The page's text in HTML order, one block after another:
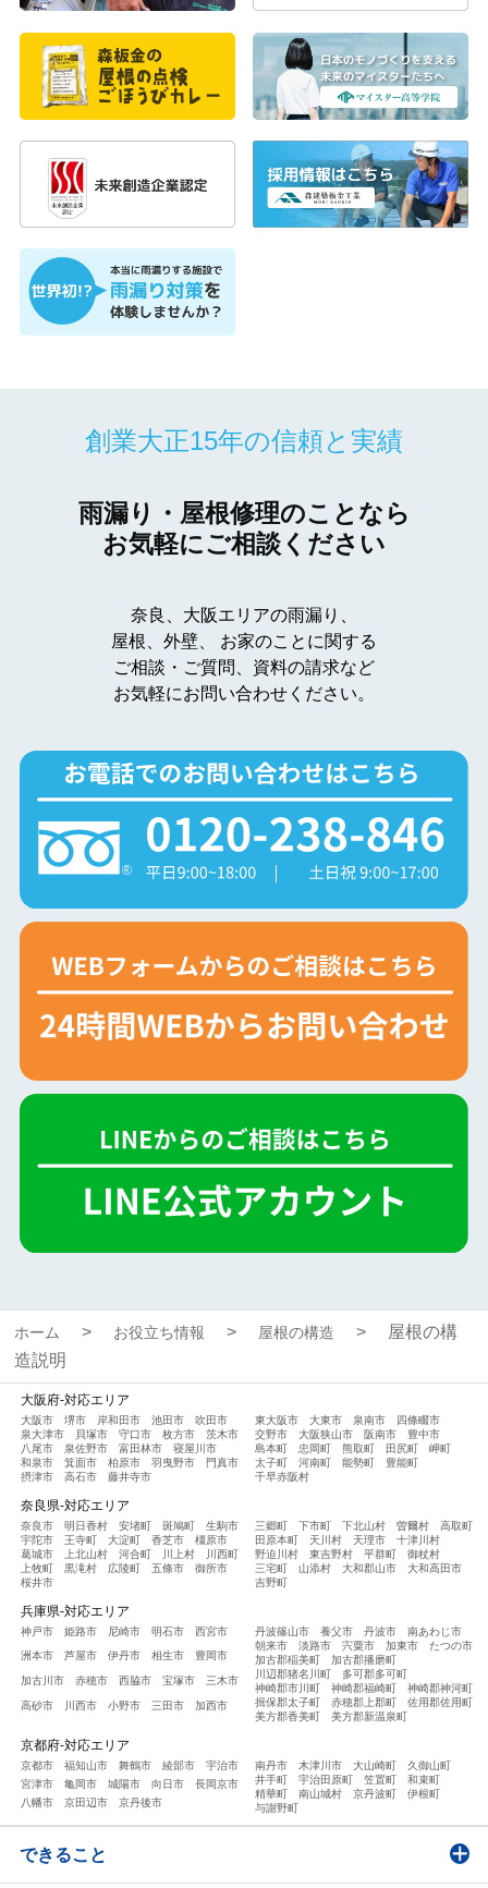
創業大正15年の信頼と実績
雨漏り・屋根修理のことなら
お気軽にご相談ください
奈良、大阪エリアの雨漏り、
屋根、外壁、
お家のことに関する
ご相談・ご質問、資料の請求など
お気軽にお問い合わせください。
ホーム お役立ち情報 屋根の構造
屋根の構
造説明
大阪府-対応エリア
大阪市 堺市 岸和田市 池田市
吹田市
泉大津市
貝塚市 守口市 枚方市
茨木市
八尾市
泉佐野市 富田林市
寝屋川市
和泉市
箕面市 柏原市 羽曳野市
門真市
摂津市
高石市 藤井寺市
東大阪市 大東市 泉南市
四條畷市
交野市
大阪狭山市 阪南市
豊中市
島本町
忠岡町 熊取町 田尻町
岬町
太子町
河南町 能勢町
豊能町
千早赤阪村
奈良県-対応エリア
奈良市 明日香村 安堵町 斑鳩町
生駒市
宇陀市
王寺町 大淀町 香芝市
橿原市
葛城市
上北山村 河合町 川上村
川西町
上牧町
黒滝村 広陵町 五條市
御所市
桜井市
三郷町 下市町 下北山村 曽爾村
高取町
田原本町
天川村 天理市
十津川村
野迫川村
東吉野村 平群町
御杖村
三宅町
山添村 大和郡山市
大和高田市
吉野町
兵庫県-対応エリア
神戸市 姫路市 尼崎市 明石市 西宮市
洲本市 芦屋市 伊丹市 相生市 豊岡市
加古川市 赤穂市 西脇市 宝塚市 三木市
高砂市 川西市 小野市 三田市 加西市
丹波篠山市 養父市 丹波市
南あわじ市
朝来市
淡路市 宍粟市 加東市
たつの市
加古郡稲美町
加古郡播磨町
川辺郡猪名川町
多可郡多可町
神崎郡市川町
神崎郡福崎町
神崎郡神河町
揖保郡太子町
赤穂郡上郡町
佐用郡佐用町
美方郡香美町
美方郡新温泉町
京都府-対応エリア
京都市 福知山市 舞鶴市 綾部市
宇治市
宮津市
亀岡市 城陽市 向日市
長岡京市
八幡市
京田辺市 京丹後市
南丹市 木津川市 大山崎町
久御山町
井手町
宇治田原町 笠置町
和束町
精華町
南山城村 京丹波町
伊根町
与謝野町
できること